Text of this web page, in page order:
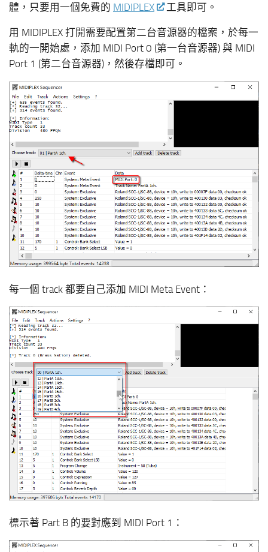
體，只要用一個免費的 MIDIPLEX 工具即可。
用 MIDIPLEX 打開需要配置第二台音源器的檔案，於每一
軌的一開始處，添加 MIDI Port 0 (第一台音源器) 與 MIDI
Port 1 (第二台音源器)，然後存檔即可。
每一個 track 都要自己添加 MIDI Meta Event：
標示著 Part B 的要對應到 MIDI Port 1：